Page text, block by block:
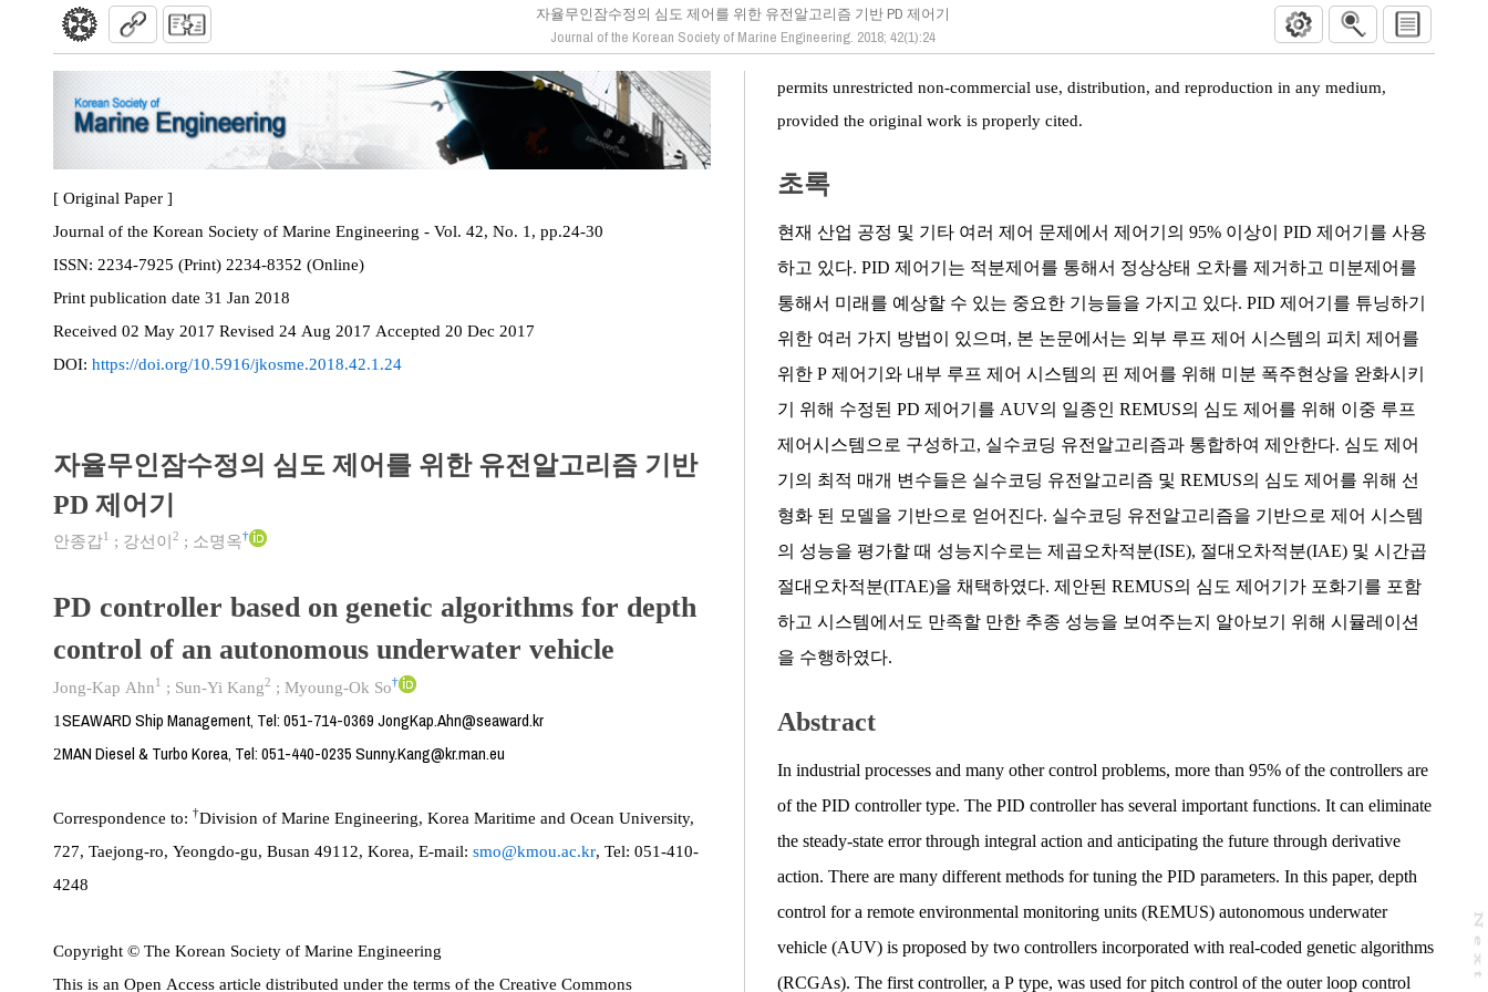
자율무인잠수정의 심도 제어를 위한 유전알고리즘 기반 PD 제어기
Journal of the Korean Society of Marine Engineering. 2018; 42(1):24
N
e
x
t
a
g
[ Original Paper ]
Journal of the Korean Society of Marine Engineering - Vol. 42, No. 1, pp.24-30
ISSN:
2234-7925 (Print) 2234-8352 (Online)
Print publication date 31 Jan 2018
Received 02 May 2017 Revised 24 Aug 2017 Accepted 20 Dec 2017
DOI: https://doi.org/10.5916/jkosme.2018.42.1.24
자율무인잠수정의 심도 제어를 위한 유전알고리즘 기반
PD 제어기
안종갑1 ; 강선이 2 ; 소명옥†
PD controller based on genetic algorithms for depth
control of an autonomous underwater vehicle
Jong-Kap Ahn1 ; Sun-Yi Kang2 ; Myoung-Ok So†
1SEAWARD Ship Management, Tel: 051-714-0369 JongKap.Ahn@seaward.kr
2MAN Diesel & Turbo Korea, Tel: 051-440-0235 Sunny.Kang@kr.man.eu
Correspondence to: †Division of Marine Engineering, Korea Maritime and Ocean University,
727, Taejong-ro, Yeongdo-gu, Busan 49112, Korea, E-mail: smo@kmou.ac.kr, Tel: 051-410-
4248
Copyright © The Korean Society of Marine Engineering
This is an Open Access article distributed under the terms of the Creative Commons
permits unrestricted non-commercial use, distribution, and reproduction in any medium,
provided the original work is properly cited.
초록
현재 산업 공정 및 기타 여러 제어 문제에서 제어기의 95% 이상이 PID 제어기를 사용
하고 있다. PID 제어기는 적분제어를 통해서 정상상태 오차를 제거하고 미분제어를
통해서 미래를 예상할 수 있는 중요한 기능들을 가지고 있다. PID 제어기를 튜닝하기
위한 여러 가지 방법이 있으며, 본 논문에서는 외부 루프 제어 시스템의 피치 제어를
위한 P 제어기와 내부 루프 제어 시스템의 핀 제어를 위해 미분 폭주현상을 완화시키
기 위해 수정된 PD 제어기를 AUV의 일종인 REMUS의 심도 제어를 위해 이중 루프
제어시스템으로 구성하고, 실수코딩 유전알고리즘과 통합하여 제안한다. 심도 제어
기의 최적 매개 변수들은 실수코딩 유전알고리즘 및 REMUS의 심도 제어를 위해 선
형화 된 모델을 기반으로 얻어진다. 실수코딩 유전알고리즘을 기반으로 제어 시스템
의 성능을 평가할 때 성능지수로는 제곱오차적분(ISE), 절대오차적분(IAE) 및 시간곱
절대오차적분(ITAE)을 채택하였다. 제안된 REMUS의 심도 제어기가 포화기를 포함
하고 시스템에서도 만족할 만한 추종 성능을 보여주는지 알아보기 위해 시뮬레이션
을 수행하였다.
Abstract
In industrial processes and many other control problems, more than 95% of the controllers are
of the PID controller type. The PID controller has several important functions. It can eliminate
the steady-state error through integral action and anticipating the future through derivative
action. There are many different methods for tuning the PID parameters. In this paper, depth
control for a remote environmental monitoring units (REMUS) autonomous underwater
vehicle (AUV) is proposed by two controllers incorporated with real-coded genetic algorithms
(RCGAs). The first controller, a P type, was used for pitch control of the outer loop control